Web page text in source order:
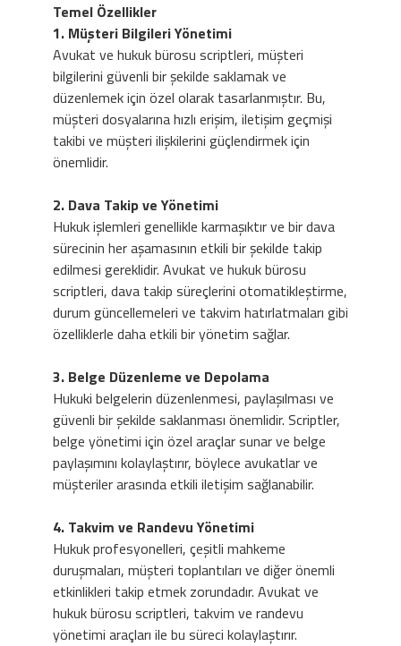
Temel Özellikler
1. Müşteri Bilgileri Yönetimi
Avukat ve hukuk bürosu scriptleri, müşteri
bilgilerini güvenli bir şekilde saklamak ve
düzenlemek için özel olarak tasarlanmıştır. Bu,
müşteri dosyalarına hızlı erişim, iletişim geçmişi
takibi ve müşteri ilişkilerini güçlendirmek için
önemlidir.
2. Dava Takip ve Yönetimi
Hukuk işlemleri genellikle karmaşıktır ve bir dava
sürecinin her aşamasının etkili bir şekilde takip
edilmesi gereklidir. Avukat ve hukuk bürosu
scriptleri, dava takip süreçlerini otomatikleştirme,
durum güncellemeleri ve takvim hatırlatmaları gibi
özelliklerle daha etkili bir yönetim sağlar.
3. Belge Düzenleme ve Depolama
Hukuki belgelerin düzenlenmesi, paylaşılması ve
güvenli bir şekilde saklanması önemlidir. Scriptler,
belge yönetimi için özel araçlar sunar ve belge
paylaşımını kolaylaştırır, böylece avukatlar ve
müşteriler arasında etkili iletişim sağlanabilir.
4. Takvim ve Randevu Yönetimi
Hukuk profesyonelleri, çeşitli mahkeme
duruşmaları, müşteri toplantıları ve diğer önemli
etkinlikleri takip etmek zorundadır. Avukat ve
hukuk bürosu scriptleri, takvim ve randevu
yönetimi araçları ile bu süreci kolaylaştırır.